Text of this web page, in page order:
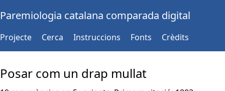
Paremiologia catalana comparada digital
Projecte Cerca Instruccions Fonts Crèdits
Posar com un drap mullat